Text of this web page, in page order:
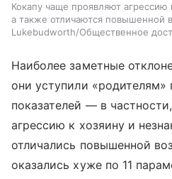
Кокапу чаще проявляют агрессию
а также отличаются повышенной
Lukebudworth/Общественное
Наиболее заметные
они уступили «родителям»
показателей — в
агрессию к хозяину и
отличались повышенной
оказались хуже по 11